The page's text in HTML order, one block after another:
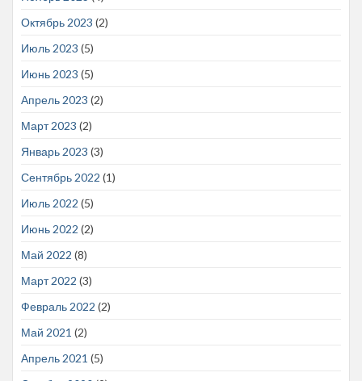
Октябрь 2023 (2)
Июль 2023 (5)
Июнь 2023 (5)
Апрель 2023 (2)
Март 2023 (2)
Январь 2023 (3)
Сентябрь 2022 (1)
Июль 2022 (5)
Июнь 2022 (2)
Май 2022 (8)
Март 2022 (3)
Февраль 2022 (2)
Май 2021 (2)
Апрель 2021 (5)